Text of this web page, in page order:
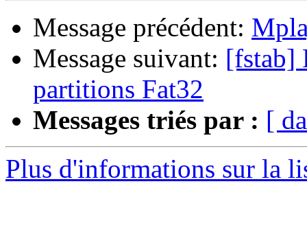
Message précédent:
Message suivant: [fstab]
partitions Fat32
Messages triés par : [
Plus d'informations sur la